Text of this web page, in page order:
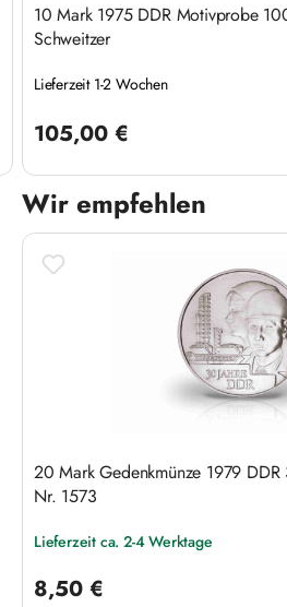
10 Mark 1975 DDR Motivprobe
Schweitzer
Lieferzeit 1-2 Wochen
105,00 €
Wir empfehlen
Produktgalerie überspringen
20 Mark Gedenkmünze 1979 DDR
Nr. 1573
Lieferzeit ca. 2-4 Werktage
8,50 €